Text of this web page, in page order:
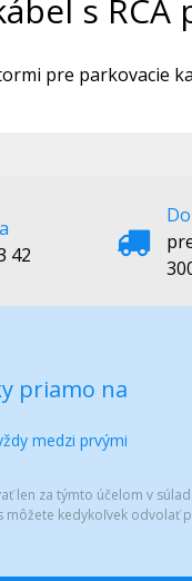
s
pre parkovacie
42
priamo na
medzi prvými
len za týmto účelom v
môžete kedykoľvek